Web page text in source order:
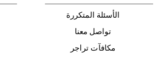
المنتجات والتخفيضات.